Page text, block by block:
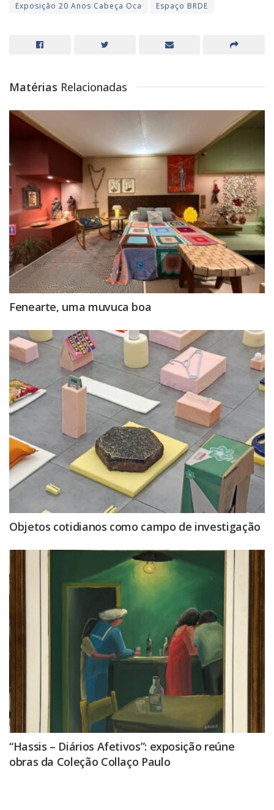
Exposição 20 Anos Cabeça Oca
Espaço BRDE
Matérias Relacionadas
Fenearte, uma muvuca boa
Objetos cotidianos como campo de investigação
“Hassis – Diários Afetivos”: exposição reúne
obras da Coleção Collaço Paulo